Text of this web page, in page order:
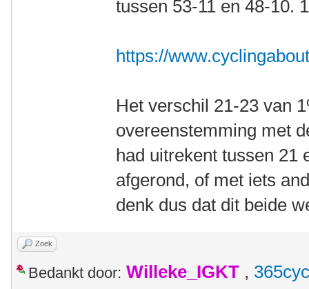
tussen 53-11 en 48-10.
https://
Het verschil 21-23 van
overeenstemming met
had uitrekent tussen 21
afgerond, of met iets
denk dus dat dit beide
Zoek
Bedankt door: Willeke_IGKT ,